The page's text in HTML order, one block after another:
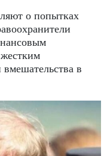
о попытках
в